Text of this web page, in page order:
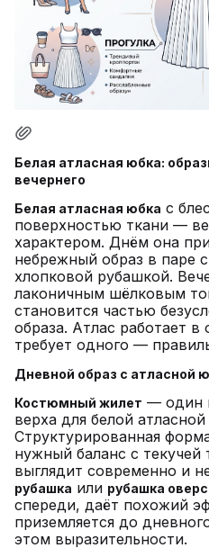
Белая атласная юбка:
вечернего
Белая атласная юбка с
поверхностью ткани —
характером. Днём она
небрежный образ в паре
хлопковой рубашкой.
лаконичным шёлковым
становится частью
образа. Атлас работает в
требует одного —
Дневной образ с атласной
Костюмный жилет — один
верха для белой
Структурированная
нужный баланс с текучей
выглядит современно и
рубашка или рубашка
спереди, даёт похожий
приземляется до
этом выразительности.